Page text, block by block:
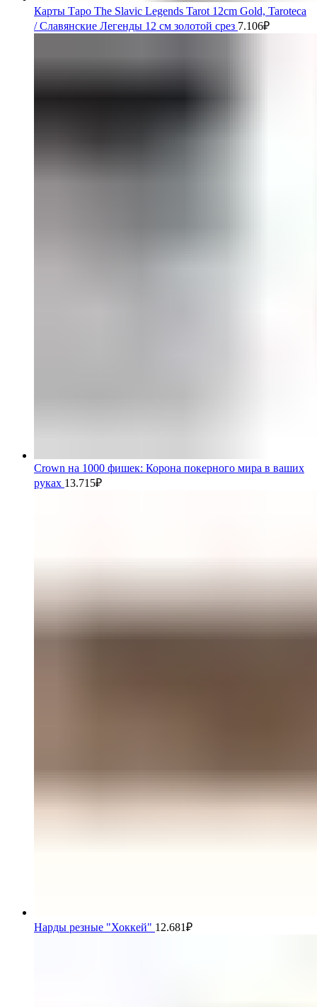
Карты Таро The Slavic Legends Tarot 12cm Gold, Taroteca
/ Славянские Легенды 12 см золотой срез 7.106₽
Crown на 1000 фишек: Корона покерного мира в ваших
руках 13.715₽
Нарды резные "Хоккей" 12.681₽